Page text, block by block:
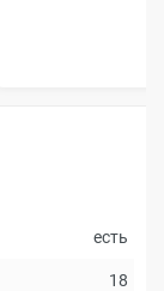
есть
18